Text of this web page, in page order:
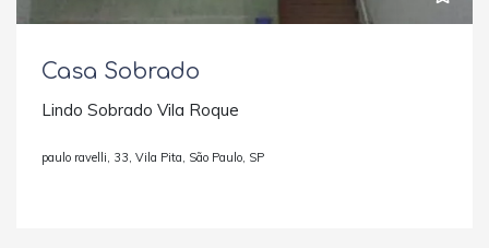
Casa Sobrado
Lindo Sobrado Vila Roque
paulo ravelli, 33, Vila Pita, São Paulo, SP